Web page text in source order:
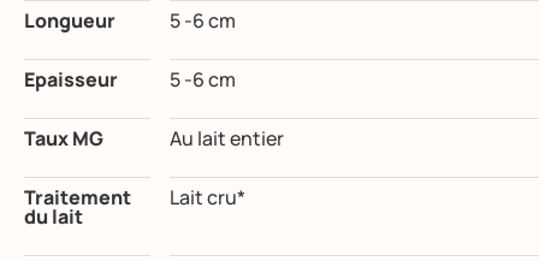
Longueur 5 -6 cm
Epaisseur 5 -6 cm
Taux MG Au lait entier
Traitement
du lait
Lait cru*